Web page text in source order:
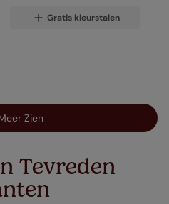
Gratis kleurstalen
Zien
Tevreden